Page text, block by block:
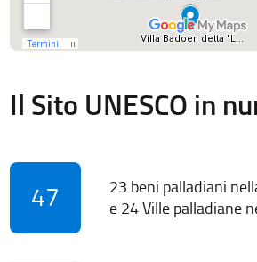
Il Sito UNESCO in
47
23 beni palladiani
e 24 Ville palladiane